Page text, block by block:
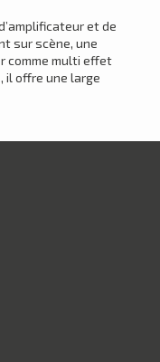
et de
sur scène, une
comme multi effet
il offre une large